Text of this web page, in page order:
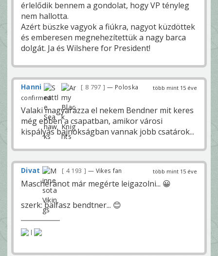
érlelődik bennem a gondolat, hogy VP tényleg
nem hallotta.
Azért büszke vagyok a fiúkra, nagyot küzdöttek
és emberesen megnehezítettük a nagy barca
dolgát. Ja és Wilshere for President!
több mint 15 éve
Hanni 8 797
— Poloska
confirmed
Valaki magyarázza el nekem Bendner mit keres
még ebben a csapatban, amikor városi
kispályás bajnokságban vannak jobb csatárok...
több mint 15 éve
Divat 4 193 — Vikes fan
Mascheranot már megérte leigazolni... 😀
szerk: balfasz bendtner... 😊
|